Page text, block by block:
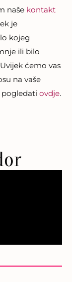
naše kontakt
je
kojeg
ili bilo
ćemo vas
na vaše
pogledati ovdje.